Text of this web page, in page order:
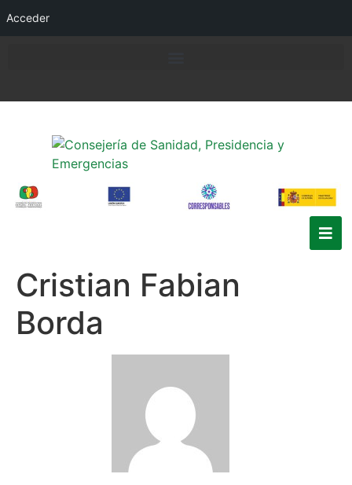
Acceder
Cristian Fabian
Borda